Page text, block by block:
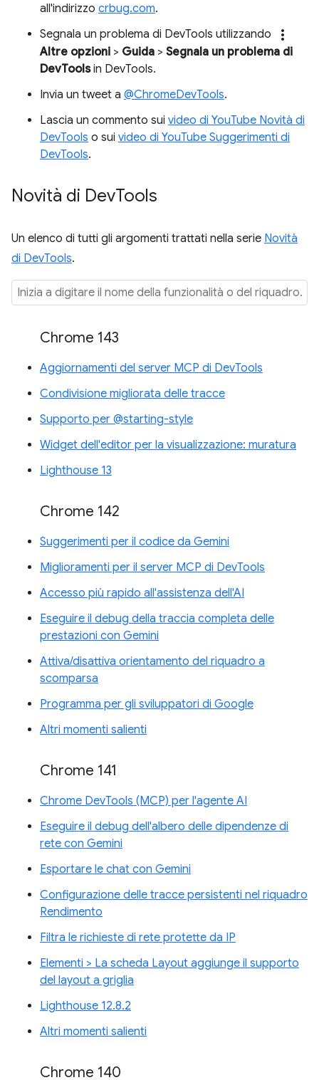
all'indirizzo crbug.com.
Segnala un problema di DevTools utilizzando
more_vert
Altre opzioni > Guida > Segnala un problema di
DevToolsin DevTools.
Invia un tweet a @ChromeDevTools.
Lascia un commento sui video di YouTube Novità di
DevTools o sui video di YouTube Suggerimenti di
DevTools.
Novità di DevTools
Un elenco di tutti gli argomenti trattati nella serie Novità
di DevTools.
Chrome 143
Aggiornamenti del server MCP di DevTools
Condivisione migliorata delle tracce
Supporto per @starting-style
Widget dell'editor per la visualizzazione: muratura
Lighthouse 13
Chrome 142
Suggerimenti per il codice da Gemini
Miglioramenti per il server MCP di DevTools
Accesso più rapido all'assistenza dell'AI
Eseguire il debug della traccia completa delle
prestazioni con Gemini
Attiva/disattiva orientamento del riquadro a
scomparsa
Programma per gli sviluppatori di Google
Altri momenti salienti
Chrome 141
Chrome DevTools (MCP) per l'agente AI
Eseguire il debug dell'albero delle dipendenze di
rete con Gemini
Esportare le chat con Gemini
Configurazione delle tracce persistenti nel riquadro
Rendimento
Filtra le richieste di rete protette da IP
Elementi > La scheda Layout aggiunge il supporto
del layout a griglia
Lighthouse 12.8.2
Altri momenti salienti
Chrome 140